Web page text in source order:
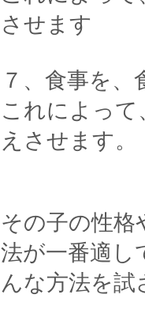
させます
７、食事を
これによっ
えさせます。
その子の性格
法が一番適し
んな方法を